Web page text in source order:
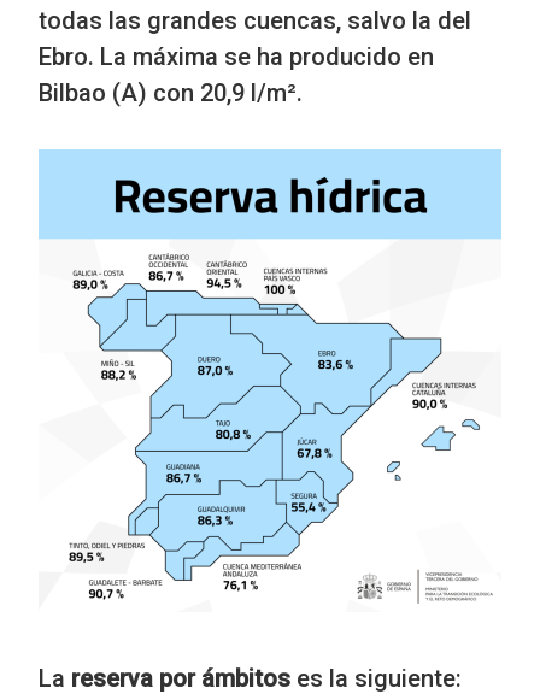
todas las grandes cuencas, salvo la del
Ebro. La máxima se ha producido en
Bilbao (A) con 20,9 l/m².
La reserva por ámbitos es la siguiente: